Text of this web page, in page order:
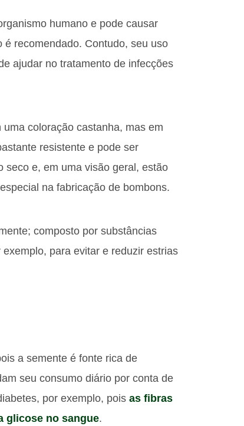
humano e pode causar
recomendado. Contudo, seu uso
ajudar no tratamento de infecções
coloração castanha, mas em
resistente e pode ser
seco e, em uma visão geral, estão
na fabricação de bombons.
composto por substâncias
para evitar e reduzir estrias
a semente é fonte rica de
seu consumo diário por conta de
por exemplo, pois as fibras
glicose no sangue.